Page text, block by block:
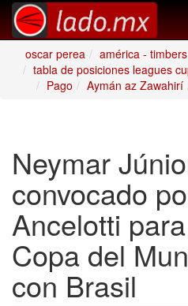
oscar perea
américa - timbers
tabla de posiciones leagues
Pago
Aymán az Zawahirí
Neymar
convocado
Ancelotti
Copa del
con Brasil